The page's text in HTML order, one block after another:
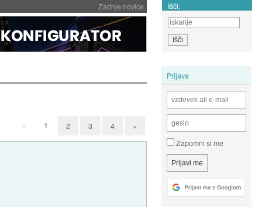
Zadnje novice Išči:
Prijava
Zapomni si me
« 1 2 3 4 »